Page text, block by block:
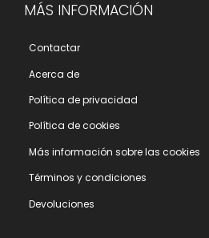
MÁS INFORMACIÓN
Contactar
Acerca de
Polí­tica de privacidad
Polí­tica de cookies
Más información sobre las cookies
Términos y condiciones
Devoluciones